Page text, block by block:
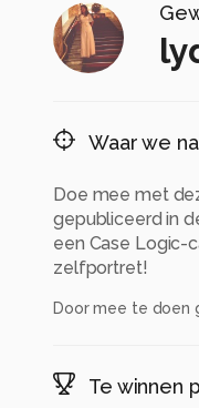
Waar we
Doe mee met
gepubliceerd in
een Case Logic-
zelfportret!
Door mee te doen
Te winnen